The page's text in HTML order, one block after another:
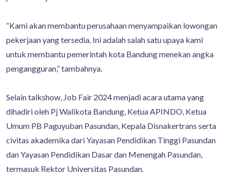
“Kami akan membantu perusahaan menyampaikan lowongan
pekerjaan yang tersedia. Ini adalah salah satu upaya kami
untuk membantu pemerintah kota Bandung menekan angka
pengangguran,” tambahnya.
Selain talkshow, Job Fair 2024 menjadi acara utama yang
dihadiri oleh Pj Walikota Bandung, Ketua APINDO, Ketua
Umum PB Paguyuban Pasundan, Kepala Disnakertrans serta
civitas akademika dari Yayasan Pendidikan Tinggi Pasundan
dan Yayasan Pendidikan Dasar dan Menengah Pasundan,
termasuk Rektor Universitas Pasundan.